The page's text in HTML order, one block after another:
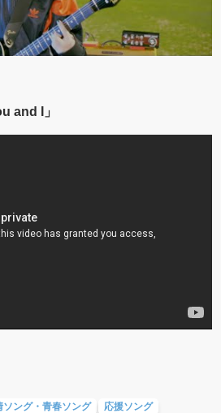
and I」
ソング・青春ソング 応援ソング